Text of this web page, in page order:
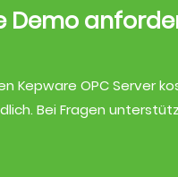
Demo
Kepware OPC Server
Bei Fragen